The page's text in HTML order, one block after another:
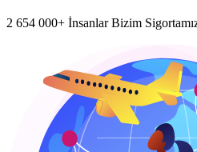
2 654 000+ İnsanlar Bizim